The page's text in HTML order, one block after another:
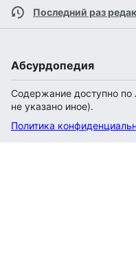
Последний раз
Абсурдопедия
Содержание доступно по
не указано иное).
Политика